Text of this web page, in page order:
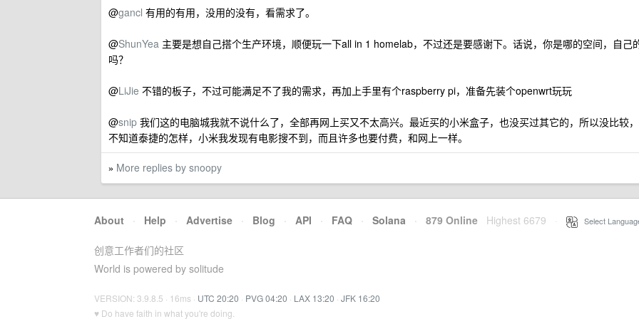
@gancl 有用的有用，没用的没有，看需求了。
@ShunYea 主要是想自己搭个生产环境，顺便玩一下all in 1 homelab，不过还是要感谢下。话说，你是哪的空间，自己
吗？
@LiJie 不错的板子，不过可能满足不了我的需求，再加上手里有个raspberry pi，准备先装个openwrt玩玩
@snip 我们这的电脑城我就不说什么了，全部再网上买又不太高兴。最近买的小米盒子，也没买过其它的，所以没比较，
不知道泰捷的怎样，小米我发现有电影搜不到，而且许多也要付费，和网上一样。
» More replies by snoopy
About · Help · Advertise · Blog · API · FAQ · Solana · 879 Online Highest 6679 Select
创意工作者们的社区
World is powered by solitude
VERSION: 3.9.8.5 · 16ms · UTC 20:20 · PVG 04:20 · LAX 13:20 · JFK 16:20
♥ Do have faith in what you're doing.